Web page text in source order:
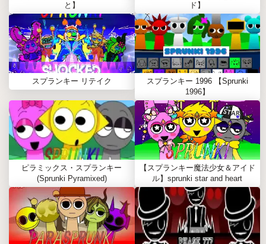
と】
ド】
スプランキー リテイク
スプランキー 1996 【Sprunki
1996】
ピラミックス・スプランキー
(Sprunki Pyramixed)
【スプランキー魔法少女＆アイド
ル】sprunki star and heart